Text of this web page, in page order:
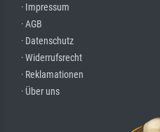
· Impressum
· AGB
· Datenschutz
· Widerrufsrecht
· Reklamationen
· Über uns